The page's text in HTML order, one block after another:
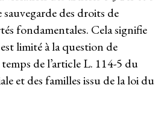
des droits de
fondamentales. Cela signifie
limité à la question de
de l’article L. 114-5 du
et des familles issu de la loi du